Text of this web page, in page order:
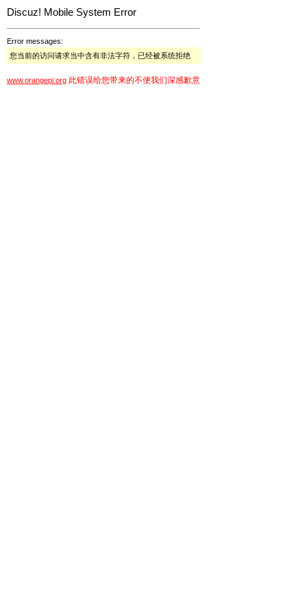
Discuz! Mobile System Error
Error messages:
您当前的访问请求当中含有非法字符，已经被系统拒绝
www.orangepi.org 此错误给您带来的不便我们深感歉意